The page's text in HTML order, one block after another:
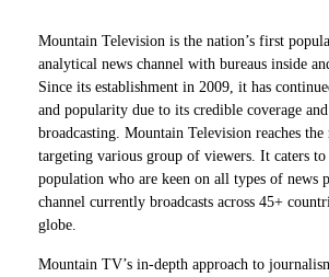
Mountain Television is the nation’s first
analytical news channel with bureaus inside
Since its establishment in 2009, it has
and popularity due to its credible coverage
broadcasting. Mountain Television reaches the
targeting various group of viewers. It caters to
population who are keen on all types of news
channel currently broadcasts across 45+
globe.
Mountain TV’s in-depth approach to